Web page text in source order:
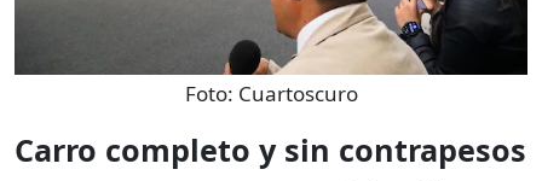
Foto: Cuartoscuro
Carro completo y sin contrapesos